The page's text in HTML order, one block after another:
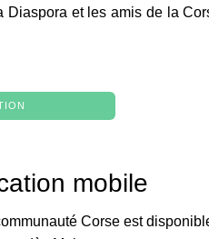
et les amis de la
mobile
Corse est